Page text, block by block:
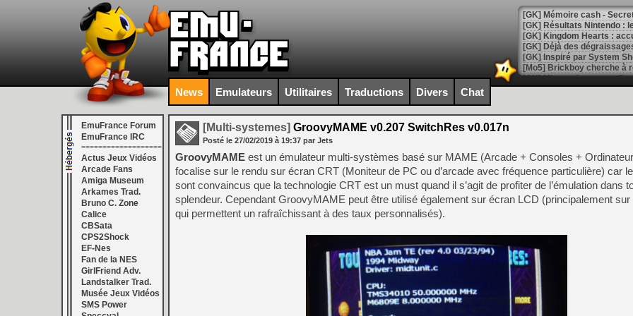
[GK] Mémoire cash -
[GK] Résultats Nintendo :
[GK] Déjà des
[Mo5] Brickboy cherche à
[GK] Minecraft et ses «
[GK] Beast of
[GK] Ubisoft : fin de partie
[GK] Mémoire cash -
[GK] Dan Houser (GTA)
[GK] Comment EA Sports
[GK] Crimson Moon : un
[GK] Isle of Reveries : le
[GK] Moonlighter 2 : The
[GK] Capcom relance
[Mo5] Deux inédits du
[GK] Le beat'em up The
[GK] Endless Legend 2 :
[LS] [PS5] Le WebKit
News Emulateurs Utilitaires Traductions Divers Chat
EmuFrance Forum
EmuFrance IRC
===================
Actus Jeux Vidéos
Arcade Fans
Amiga Museum
Arkames Trad.
Bruno C. Zone
Calice
CBSata
CPS2Shock
EF-Nes
Fan de la NES
GirlFriend Adv.
Landstalker Trad.
Musée Jeux Vidéos
SMS Power
[Multi-systemes] GroovyMAME v0.207 SwitchRes v0.017n
Posté le 27/02/2019 à 19:37 par Jets
GroovyMAME est un émulateur multi-systèmes basé sur MAME (Arcade + Consoles +
focalise sur le rendu sur écran CRT (Moniteur de PC ou d’arcade avec fréquence particulière) car
sont convaincus que la technologie CRT est un must quand il s’agit de profiter de l’émulation dans
splendeur. Cependant GroovyMAME peut être utilisé également sur écran LCD (principalement
qui permettent un rafraîchissant à des taux personnalisés).